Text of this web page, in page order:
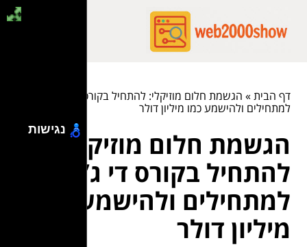
דף הבית» הגשמת חלום מוזיקלי: להתחיל בקורס די ג’יי
למתחילים ולהישמע כמו מיליון דולר
הגשמת חלום מוזיקלי:
להתחיל בקורס די ג’יי
למתחילים ולהישמע כמו
מיליון דולר
נגישות